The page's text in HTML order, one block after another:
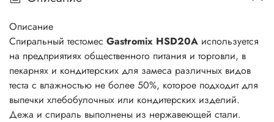
Описание
Спиральный тестомес Gastromix HSD20A используется
на предприятиях общественного питания и торговли, в
пекарнях и кондитерских для замеса различных видов
теста с влажностью не более 50%, которое подходит для
выпечки хлебобулочных или кондитерских изделий.
Дежа и спираль выполнены из нержавеющей стали.